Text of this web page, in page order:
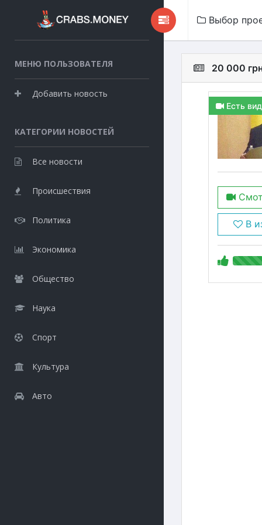
МЕНЮ ПОЛЬЗОВАТЕЛЯ
Добавить новость
КАТЕГОРИИ НОВОСТЕЙ
Все новости
Происшествия
Политика
Экономика
Общество
Наука
Спорт
Культура
Авто
Выбор
20 000
Есть
В